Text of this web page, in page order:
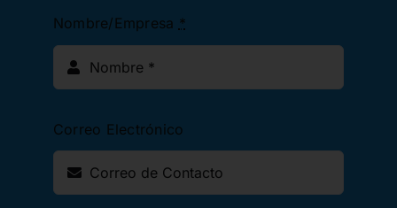
Nombre/Empresa *
Correo Electrónico